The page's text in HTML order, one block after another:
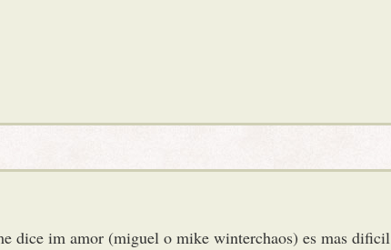
dice im amor (miguel o mike winterchaos) es mas dificil